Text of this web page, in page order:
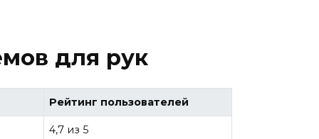
для рук
Рейтинг пользователей
4,7 из 5